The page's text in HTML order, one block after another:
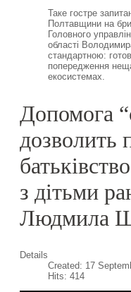
Таке гостре
Полтавщини на
Головного
області
стандартною:
попередження
екосистемах.
Допомога
дозволить
з дітьми
Людмила
Details
Created: 17
Hits: 414